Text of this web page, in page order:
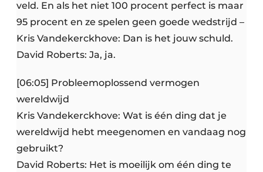
veld. En als het niet 100 procent perfect is maar
95 procent en ze spelen geen goede wedstrijd –
Kris Vandekerckhove: Dan is het jouw schuld.
David Roberts: Ja, ja.
[06:05] Probleemoplossend vermogen
wereldwijd
Kris Vandekerckhove: Wat is één ding dat je
wereldwijd hebt meegenomen en vandaag nog
gebruikt?
David Roberts: Het is moeilijk om één ding te